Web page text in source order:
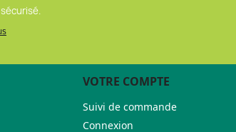
VOTRE COMPTE
Suivi de commande
Connexion